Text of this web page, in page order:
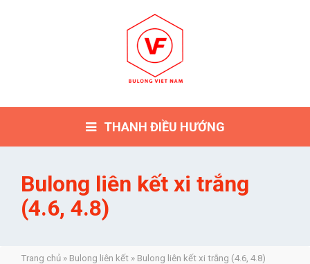
THANH ĐIỀU HƯỚNG
Bulong liên kết xi trắng
(4.6, 4.8)
Trang chủ » Bulong liên kết » Bulong liên kết xi trắng (4.6, 4.8)